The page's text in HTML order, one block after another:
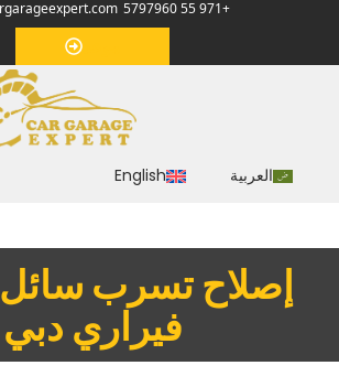
+971 55 5797960
‏موعد‏
العربية English
‏إصلاح تسرب سائل
فيراري دبي‏